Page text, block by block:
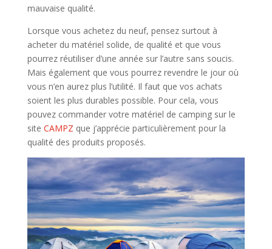
mauvaise qualité.
Lorsque vous achetez du neuf, pensez surtout à
acheter du matériel solide, de qualité et que vous
pourrez réutiliser d’une année sur l’autre sans soucis.
Mais également que vous pourrez revendre le jour où
vous n’en aurez plus l’utilité. Il faut que vos achats
soient les plus durables possible. Pour cela, vous
pouvez commander votre matériel de camping sur le
site CAMPZ que j’apprécie particulièrement pour la
qualité des produits proposés.